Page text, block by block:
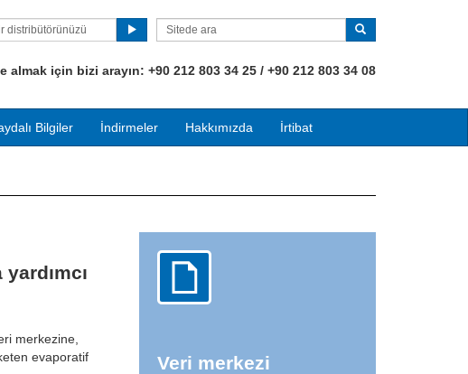
distribütörünüzü
almak için bizi arayın: +90 212 803 34 25 / +90 212 803 34 08
Bilgiler İndirmeler Hakkımızda İrtibat
merkezine,
evaporatif
Veri merkezi